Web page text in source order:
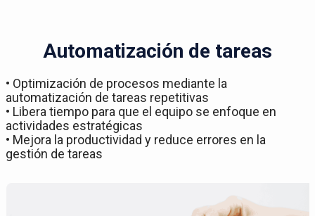
Automatización de tareas
• Optimización de procesos mediante la
automatización de tareas repetitivas
• Libera tiempo para que el equipo se enfoque en
actividades estratégicas
• Mejora la productividad y reduce errores en la
gestión de tareas